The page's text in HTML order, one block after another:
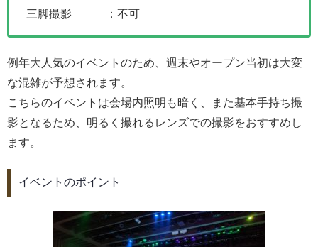
三脚撮影 ：不可
例年大人気のイベントのため、週末やオープン当初は大変
な混雑が予想されます。
こちらのイベントは会場内照明も暗く、また基本手持ち撮
影となるため、明るく撮れるレンズでの撮影をおすすめし
ます。
イベントのポイント